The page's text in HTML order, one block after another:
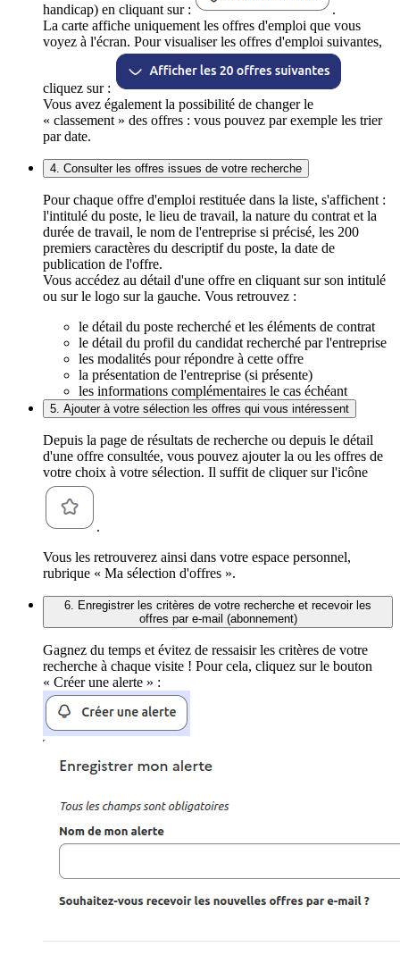
handicap) en cliquant sur :
.
La carte affiche uniquement les offres d'emploi que vous
voyez à l'écran. Pour visualiser les offres d'emploi suivantes,
cliquez sur :
Vous avez également la possibilité de changer le
« classement » des offres : vous pouvez par exemple les trier
par date.
4. Consulter les offres issues de votre recherche
Pour chaque offre d'emploi restituée dans la liste, s'affichent :
l'intitulé du poste, le lieu de travail, la nature du contrat et la
durée de travail, le nom de l'entreprise si précisé, les 200
premiers caractères du descriptif du poste, la date de
publication de l'offre.
Vous accédez au détail d'une offre en cliquant sur son intitulé
ou sur le logo sur la gauche. Vous retrouvez :
le détail du poste recherché et les éléments de contrat
le détail du profil du candidat recherché par l'entreprise
les modalités pour répondre à cette offre
la présentation de l'entreprise (si présente)
les informations complémentaires le cas échéant
5. Ajouter à votre sélection les offres qui vous intéressent
Depuis la page de résultats de recherche ou depuis le détail
d'une offre consultée, vous pouvez ajouter la ou les offres de
votre choix à votre sélection. Il suffit de cliquer sur l'icône
.
Vous les retrouverez ainsi dans votre espace personnel,
rubrique « Ma sélection d'offres ».
6. Enregistrer les critères de votre recherche et recevoir les
offres par e-mail (abonnement)
Gagnez du temps et évitez de ressaisir les critères de votre
recherche à chaque visite ! Pour cela, cliquez sur le bouton
« Créer une alerte » :